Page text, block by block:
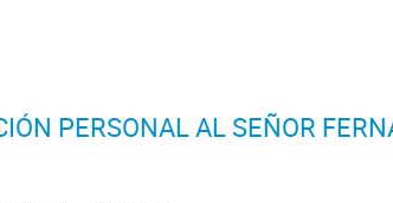
PERSONAL AL SEÑOR